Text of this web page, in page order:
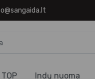
Indų nuoma